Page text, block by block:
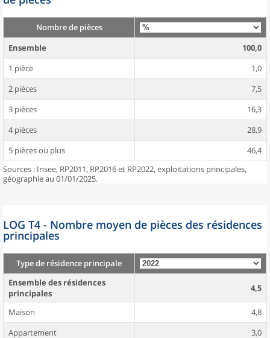
Nombre de pièces
Ensemble
100,0
1 pièce
1,0
2 pièces
7,5
3 pièces
16,3
4 pièces
28,9
5 pièces ou plus
46,4
Sources : Insee, RP2011, RP2016 et RP2022, exploitations principales,
géographie au 01/01/2025.
LOG T4 - Nombre moyen de pièces des résidences
principales
Type de résidence principale
Ensemble des résidences
principales
4,5
Maison
4,8
Appartement
3,0